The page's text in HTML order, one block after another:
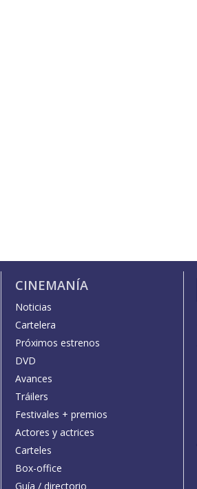
CINEMANÍA
Noticias
Cartelera
Próximos estrenos
DVD
Avances
Tráilers
Festivales + premios
Actores y actrices
Carteles
Box-office
Guía / directorio